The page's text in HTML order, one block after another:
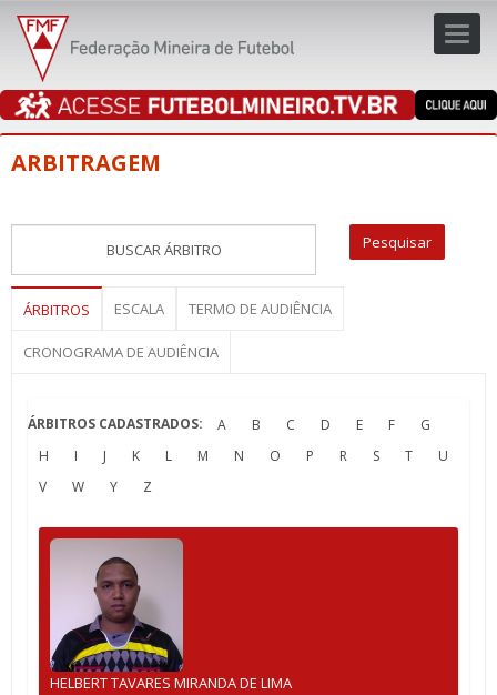
ARBITRAGEM
ÁRBITROS ESCALA TERMO DE AUDIÊNCIA
CRONOGRAMA DE AUDIÊNCIA
ÁRBITROS CADASTRADOS: A B C D E F
G
H
I J K L M N O P R S T
U
V
W Y Z
HELBERT TAVARES MIRANDA DE LIMA